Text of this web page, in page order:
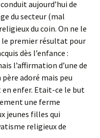
aujourd’hui de
du secteur (mal
du coin. On ne le
premier résultat pour
dès l’enfance :
l’affirmation d’une de
adoré mais peu
enfer. Etait-ce le but
une ferme
jeunes filles qui
religieux de